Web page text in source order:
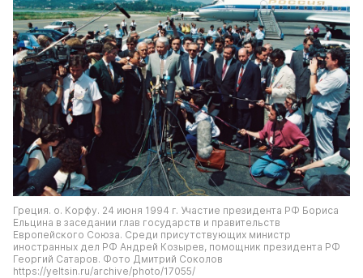
Греция. о. Корфу. 24 июня 1994 г. Участие президента РФ Бориса
Ельцина в заседании глав государств и правительств
Европейского Союза. Среди присутствующих министр
иностранных дел РФ Андрей Козырев, помощник президента РФ
Георгий Сатаров. Фото Дмитрий Соколов
https://yeltsin.ru/archive/photo/17055/